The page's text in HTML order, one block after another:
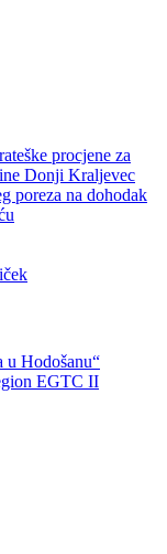
procjene za
Donji Kraljevec
poreza na dohodak
u Hodošanu“
EGTC II